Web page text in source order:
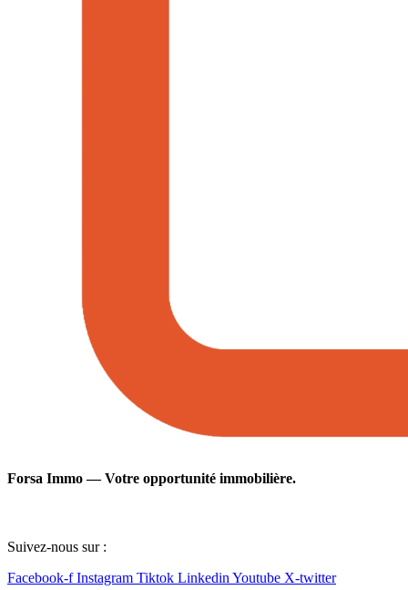
Forsa Immo — Votre opportunité immobilière.
Suivez-nous sur :
Facebook-f Instagram Tiktok Linkedin Youtube X-twitter